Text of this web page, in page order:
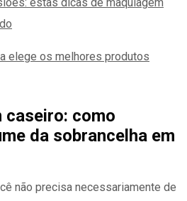
elege os melhores produtos
caseiro: como
da sobrancelha em
não precisa necessariamente de